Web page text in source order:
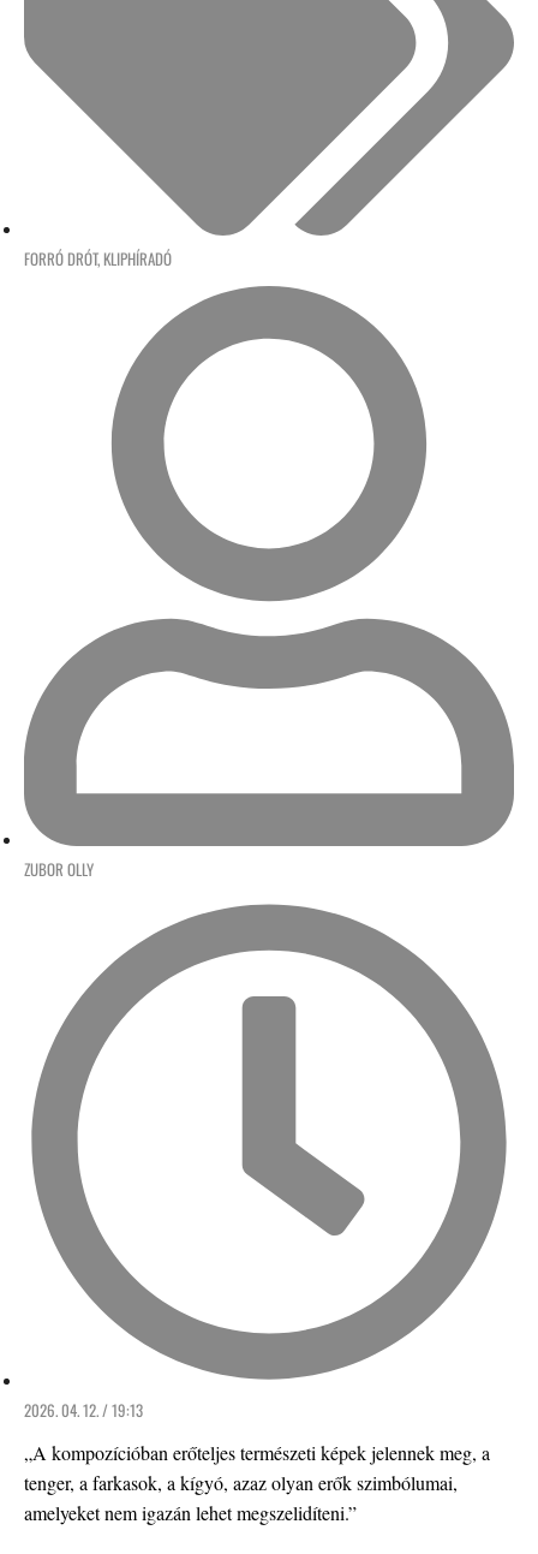
FORRÓ DRÓT, KLIPHÍRADÓ
ZUBOR OLLY
2026. 04. 12. / 19:13
„A kompozícióban erőteljes természeti képek jelennek meg, a
tenger, a farkasok, a kígyó, azaz olyan erők szimbólumai,
amelyeket nem igazán lehet megszelidíteni.”